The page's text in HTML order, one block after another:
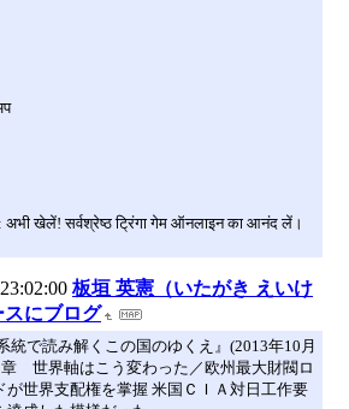
अभी खेलें! सर्वश्रेष्ठ ट्रिंगा गेम ऑनलाइन का आनंद लें।
板垣 英憲（いたがき えいけ
スにブログ
統で読み解くこの国のゆくえ』(2013年10月
世界軸はこう変わった／欧州最大財閥ロ
が世界支配権を掌握 米国ＣＩＡ対日工作要